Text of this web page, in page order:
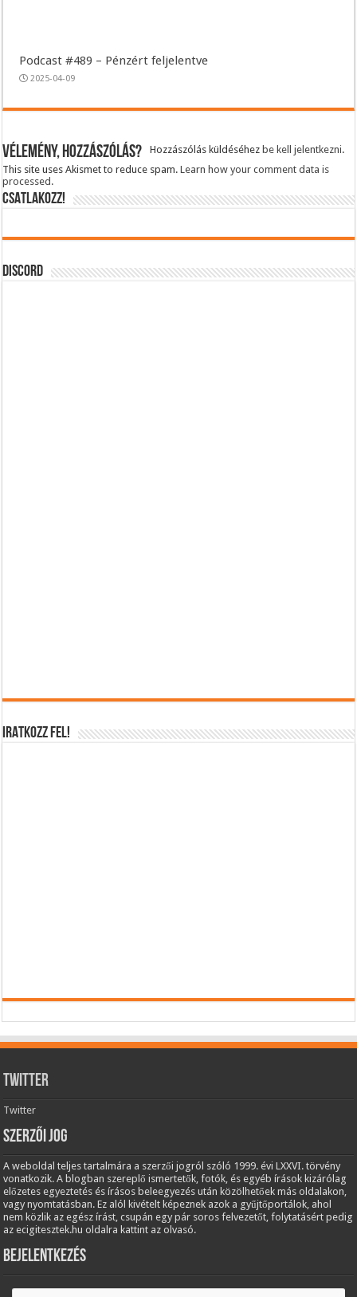
Podcast #489 – Pénzért feljelentve
2025-04-09
Vélemény, hozzászólás? Hozzászólás küldéséhez be kell jelentkezni.
This site uses Akismet to reduce spam.Learn how your comment data is
processed.
CSATLAKOZZ!
DISCORD
IRATKOZZ FEL!
Twitter
Twitter
Szerzői jog
A weboldal teljes tartalmára a szerzői jogról szóló 1999. évi LXXVI. törvény
vonatkozik. A blogban szereplő ismertetők, fotók, és egyéb írások kizárólag
előzetes egyeztetés és írásos beleegyezés után közölhetőek más oldalakon,
vagy nyomtatásban. Ez alól kivételt képeznek azok a gyűjtőportálok, ahol
nem közlik az egész írást, csupán egy pár soros felvezetőt, folytatásért pedig
az ecigitesztek.hu oldalra kattint az olvasó.
Bejelentkezés